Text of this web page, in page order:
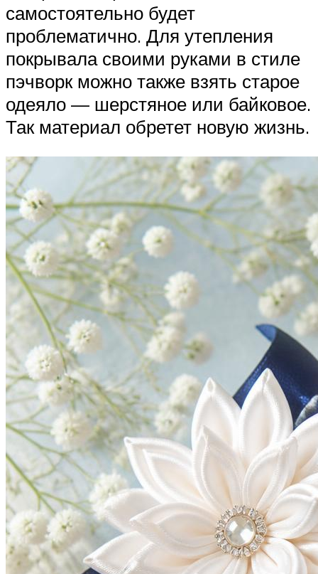
самостоятельно будет
проблематично. Для утепления
покрывала своими руками в стиле
пэчворк можно также взять старое
одеяло — шерстяное или байковое.
Так материал обретет новую жизнь.